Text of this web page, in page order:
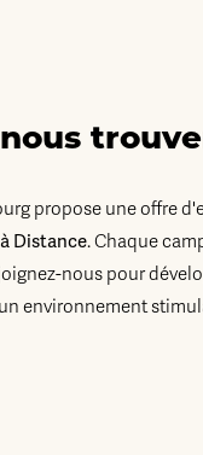
propose une offre
à Distance. Chaque
nous pour
environnement